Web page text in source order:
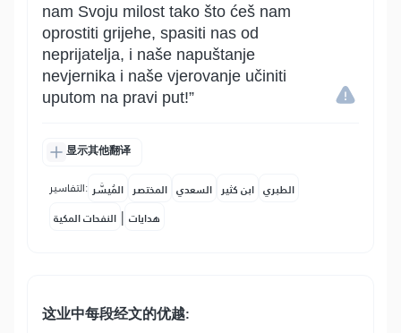
nam Svoju milost tako što ćeš nam
oprostiti grijehe, spasiti nas od
neprijatelja, i naše napuštanje
nevjernika i naše vjerovanje učiniti
uputom na pravi put!”
显示其他翻译
التفاسير: المُيسَّر المختصر السعدي ابن كثير الطبري
النفحات المكية | هدايات
这业中每段经文的优越: